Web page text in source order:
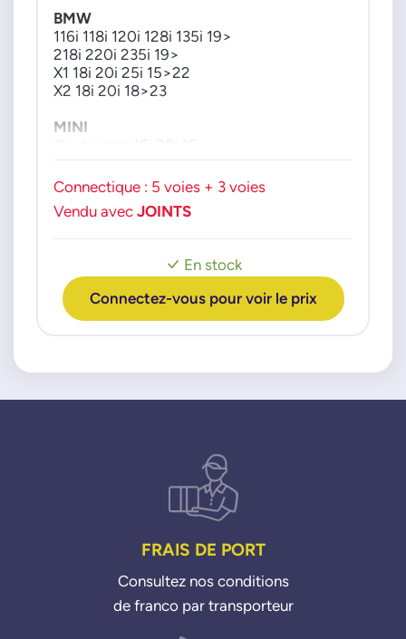
En stock
Connectez-vous pour voir le prix
BMW
116i 118i 120i 128i 135i 19>
218i 220i 235i 19>
X1 18i 20i 25i 15>22
X2 18i 20i 18>23
MINI
Connectique : 5 voies + 3 voies
Vendu avec JOINTS
FRAIS DE PORT
Consultez nos conditions
de franco par transporteur